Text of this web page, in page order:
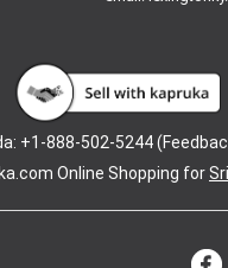
+1-888-502-5244
Online Shopping for